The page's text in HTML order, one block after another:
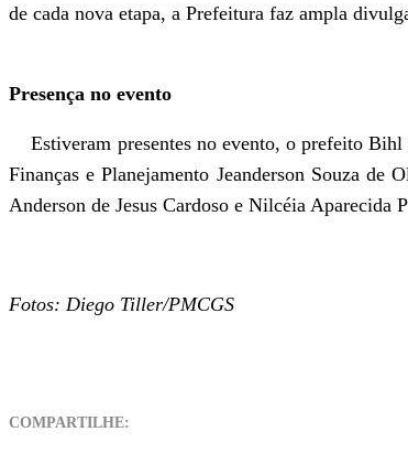
de cada nova etapa, a Prefeitura faz ampla
Presença no evento
Estiveram presentes no evento, o prefeito Bihl
Finanças e Planejamento Jeanderson Souza de
Anderson de Jesus Cardoso e Nilcéia Aparecida
Fotos: Diego Tiller/PMCGS
COMPARTILHE: